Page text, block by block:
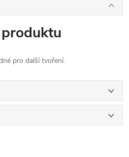
pro další tvoření.